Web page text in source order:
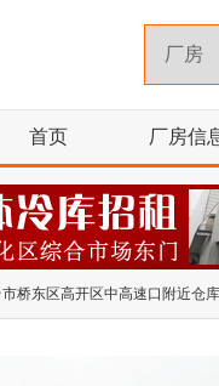
首页 厂房信
桥东区高开区中高速口附近仓